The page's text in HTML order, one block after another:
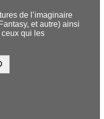
de l’imaginaire
et autre) ainsi
qui les